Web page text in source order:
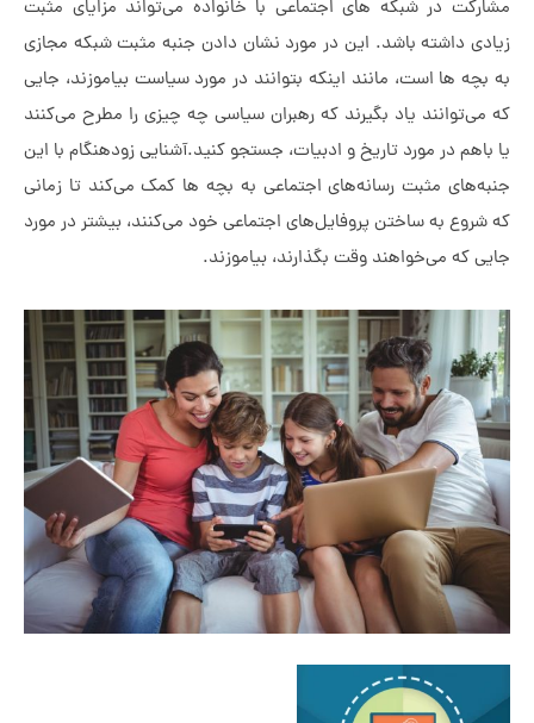
در شبکه های اجتماعی با خانواده می‌تواند مزایای مثبت
باشد. این در مورد نشان دادن جنبه مثبت شبکه مجازی
است، مانند اینکه بتوانند در مورد سیاست بیاموزند، جایی
یاد بگیرند که رهبران سیاسی چه چیزی را مطرح می‌کنند
مورد تاریخ و ادبیات، جستجو کنید.آشنایی زودهنگام با این
مثبت رسانه‌های اجتماعی به بچه ها کمک می‌کند تا زمانی
به ساختن پروفایل‌های اجتماعی خود می‌کنند، بیشتر در مورد
می‌خواهند وقت بگذارند، بیاموزند.